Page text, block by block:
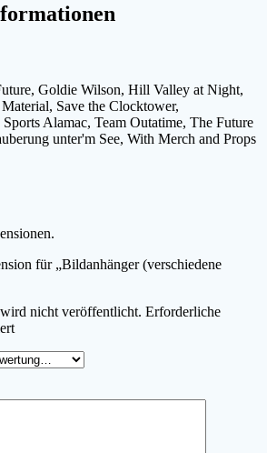
Goldie Wilson, Hill Valley at Night,
Save the Clocktower,
Sports Alamac, Team Outatime, The Future
unter'm See, With Merch and Props
für „Bildanhänger (verschiedene
nicht veröffentlicht. Erforderliche